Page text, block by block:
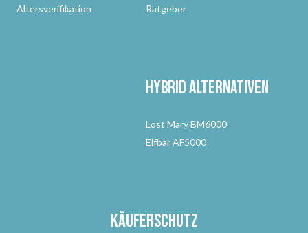
Altersverifikation
Ratgeber
Hybrid Alternativen
Lost Mary BM6000
Elfbar AF5000
Käuferschutz